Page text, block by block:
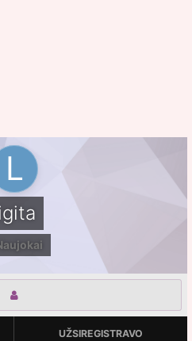
UŽSIREGISTRAVO